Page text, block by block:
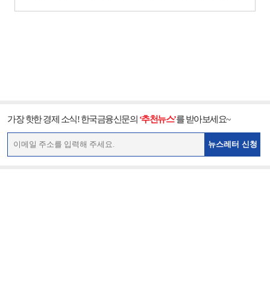
가장 핫한 경제 소식! 한국금융신문의 ‘추천뉴스’를 받아보세요~
뉴스레터 신청